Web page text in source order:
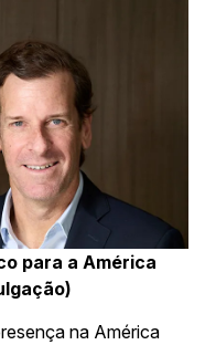
para a América
na América